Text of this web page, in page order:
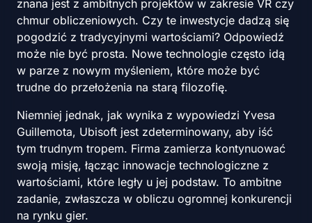
znana jest z ambitnych projektów w zakresie VR czy
chmur obliczeniowych. Czy te inwestycje dadzą się
pogodzić z tradycyjnymi wartościami? Odpowiedź
może nie być prosta. Nowe technologie często idą
w parze z nowym myśleniem, które może być
trudne do przełożenia na starą filozofię.
Niemniej jednak, jak wynika z wypowiedzi Yvesa
Guillemota, Ubisoft jest zdeterminowany, aby iść
tym trudnym tropem. Firma zamierza kontynuować
swoją misję, łącząc innowacje technologiczne z
wartościami, które legły u jej podstaw. To ambitne
zadanie, zwłaszcza w obliczu ogromnej konkurencji
na rynku gier.